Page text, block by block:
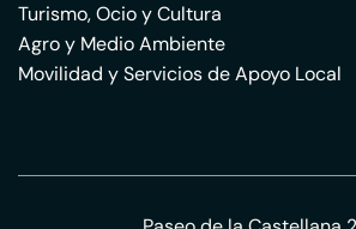
Turismo, Ocio y Cultura
Agro y Medio Ambiente
Movilidad y Servicios de Apoyo Local